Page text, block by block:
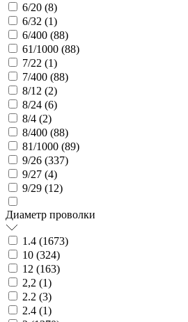
6/20 (8)
6/32 (1)
6/400 (88)
61/1000 (88)
7/22 (1)
7/400 (88)
8/12 (2)
8/24 (6)
8/4 (2)
8/400 (88)
81/1000 (89)
9/26 (337)
9/27 (4)
9/29 (12)
Диаметр проволки
1.4 (1673)
10 (324)
12 (163)
2,2 (1)
2.2 (3)
2.4 (1)